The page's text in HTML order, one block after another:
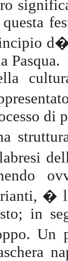
Pasqua.
di
�
in
Un